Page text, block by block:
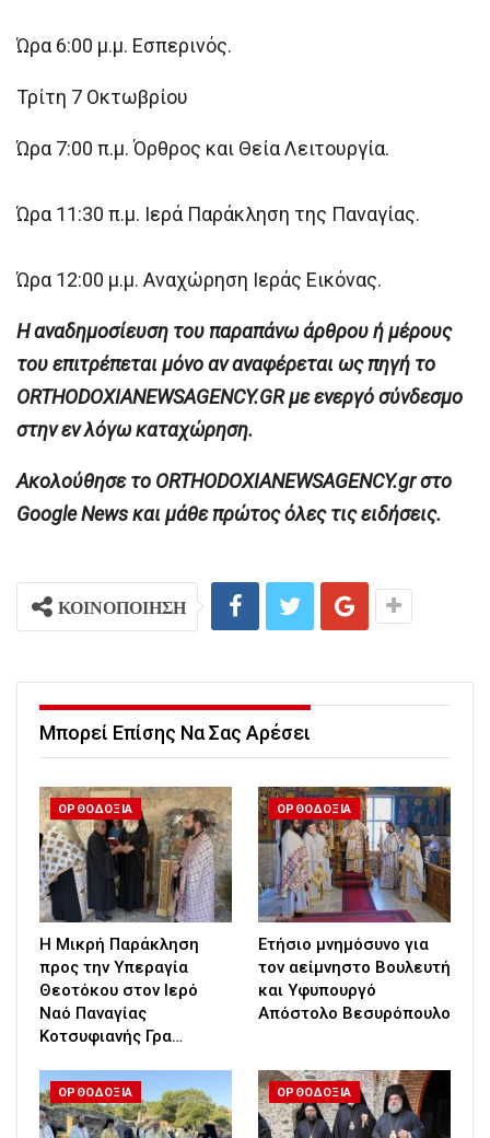
Ώρα 6:00 μ.μ. Εσπερινός.
Τρίτη 7 Οκτωβρίου
Ώρα 7:00 π.μ. Όρθρος και Θεία Λειτουργία.
Ώρα 11:30 π.μ. Ιερά Παράκληση της Παναγίας.
Ώρα 12:00 μ.μ. Αναχώρηση Ιεράς Εικόνας.
H αναδημοσίευση του παραπάνω άρθρου ή μέρους
του επιτρέπεται μόνο αν αναφέρεται ως πηγή το
ORTHODOXIANEWSAGENCY.GR με ενεργό σύνδεσμο
στην εν λόγω καταχώρηση.
Ακολούθησε το ORTHODOXIANEWSAGENCY.gr στο
Google News και μάθε πρώτος όλες τις ειδήσεις.
ΚΟΙΝΟΠΟΙΗΣΗ
Μπορεί Επίσης Να Σας Αρέσει
ΟΡΘΟΔΟΞΙΑ
Η Μικρή Παράκληση
προς την Υπεραγία
Θεοτόκου στον Ιερό
Ναό Παναγίας
Κοτσυφιανής Γρα…
ΟΡΘΟΔΟΞΙΑ
Ετήσιο μνημόσυνο για
τον αείμνηστο Bουλευτή
και Υφυπουργό
Απόστολο Βεσυρόπουλο
ΟΡΘΟΔΟΞΙΑ ΟΡΘΟΔΟΞΙΑ